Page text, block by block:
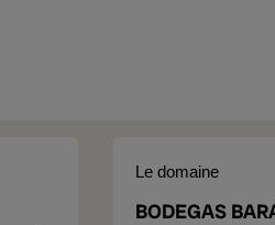
Le domaine
BODEGAS